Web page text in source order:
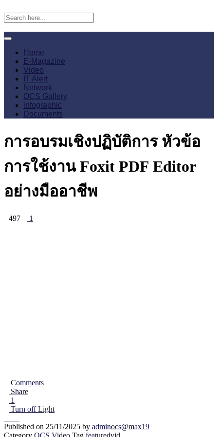
Home
E-Magazine
Video
IT Alert
Network
infographic
Documents
การอบรมเชิงปฏิบัติการ หัวข้อ
การใช้งาน Foxit PDF Editor
อย่างมืออาชีพ
Comments
Share